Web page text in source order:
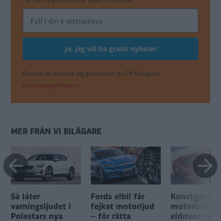
Genom att anmäla dig godkänner du OK-förlagets
personuppgiftspolicy.
MER FRÅN VI BILÄGARE
Så låter
varningsljudet i
Polestars nya
Fords elbil får
fejkat motorljud
– för rätta
Konstgjort
motorljud i
eldriven